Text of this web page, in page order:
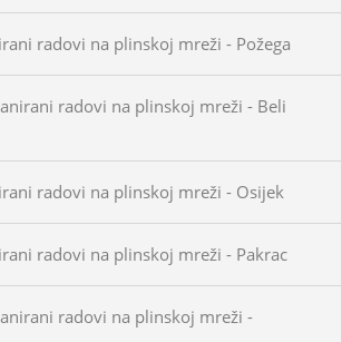
radovi na plinskoj mreži - Požega
radovi na plinskoj mreži - Beli
radovi na plinskoj mreži - Osijek
radovi na plinskoj mreži - Pakrac
radovi na plinskoj mreži -